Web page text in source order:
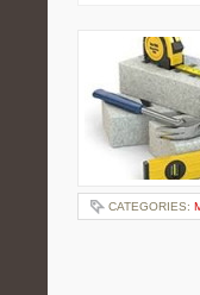
CATEGORIES: